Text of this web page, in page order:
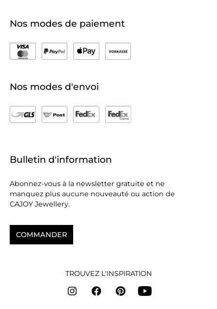
Nos modes de paiement
Nos modes d'envoi
Bulletin d'information
Abonnez-vous à la newsletter gratuite et ne
manquez plus aucune nouveauté ou action de
CAJOY Jewellery.
COMMANDER
TROUVEZ L'INSPIRATION